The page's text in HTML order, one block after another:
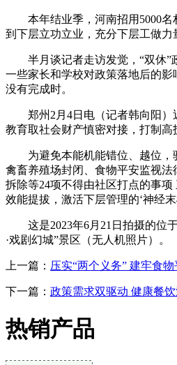
本年结业季，河南招用5000名
到下层立功立业，充分下层工做力
半月谈记者走访发觉，“双休”
一些家长和学校对政策落地后的影
没有完成时。
郑州2月4日电（记者韩向阳）
教育取社会财产慎密对接，打制高
为避免本能机能错位、越位，
禽畜养殖场封闭、食物平安监视
拆除等24项不得由社区打点的事项
效能提拔，激活下层管理的‘神经末
这是2023年6月21日拍摄的位
·戏剧幻城”景区（无人机照片）。
上一篇： 压实“两个义务” 建牢食
下一篇： 政策需求双驱动 健康餐
热销产品